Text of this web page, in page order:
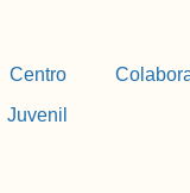
Centro
Juvenil